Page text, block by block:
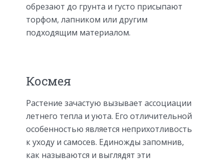
обрезают до грунта и густо присыпают
торфом, лапником или другим
подходящим материалом.
Космея
Растение зачастую вызывает ассоциации
летнего тепла и уюта. Его отличительной
особенностью является неприхотливость
к уходу и самосев. Единожды запомнив,
как называются и выглядят эти